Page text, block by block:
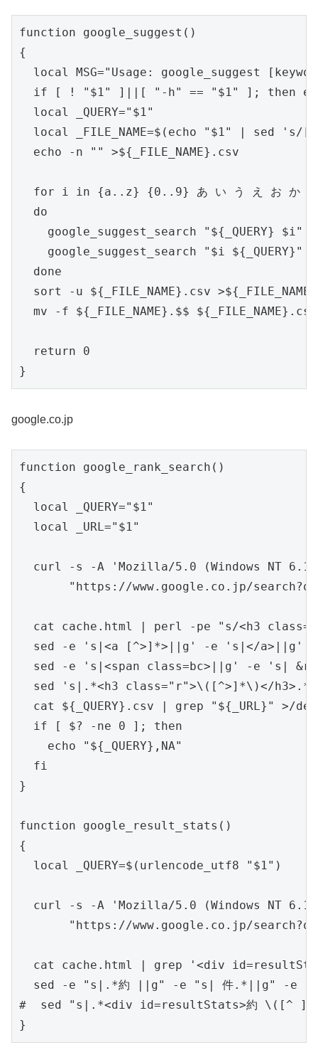
function google_suggest()
{
local MSG="Usage: google_suggest
if [ ! "$1" ]||[ "-h" == "$1" ]; then
  local _QUERY="$1"
local _FILE_NAME=$(echo "$1" | sed 's/[
  echo -n "" >${_FILE_NAME}.csv
for i in {a..z} {0..9} あ い う え お か き
  do
google_suggest_search "${_QUERY} $i"
google_suggest_search "$i ${_QUERY}"
  done
sort -u ${_FILE_NAME}.csv
  mv -f ${_FILE_NAME}.$$ ${_FILE_NAME}.csv
  return 0
}
google.co.jp
function google_rank_search()
{
  local _QUERY="$1"
  local _URL="$1"
curl -s -A 'Mozilla/5.0 (Windows NT
"https://www.google.co.jp/
cat cache.html | perl -pe "s/<h3
sed -e 's|<a [^>]*>||g' -e 's|</a>||g'
sed -e 's|<span class=bc>||g' -e 's|
sed 's|.*<h3 class="r">\([^>]*\)</
cat ${_QUERY}.csv | grep "${_URL}" >/
  if [ $? -ne 0 ]; then
    echo "${_QUERY},NA"
  fi
}
function google_result_stats()
{
  local _QUERY=$(urlencode_utf8 "$1")
curl -s -A 'Mozilla/5.0 (Windows NT
"https://www.google.co.jp/
cat cache.html | grep '<div
sed -e "s|.*約 ||g" -e "s| 件.*||g" -e
#  sed "s|.*<div id=resultStats>約 \([^ ]*\)
}